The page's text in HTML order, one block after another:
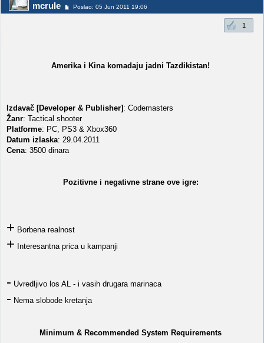
mcrule Poslao: 05 Jun 2011 19:06
1
Amerika i Kina komadaju jadni Tazdikistan!
Izdavač [Developer & Publisher] : Codemasters
Žanr: Tactical shooter
Platforme: PC, PS3 & Xbox360
Datum izlaska: 29.04.2011
Cena: 3500 dinara
Pozitivne i negativne strane ove igre:
+ Borbena realnost
+ Interesantna prica u kampanji
- Uvredljivo los AL - i vasih drugara marinaca
- Nema slobode kretanja
Minimum & Recommended System Requirements